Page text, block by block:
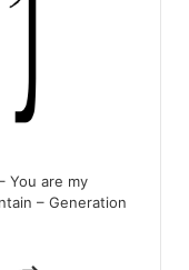
You are my
– Generation